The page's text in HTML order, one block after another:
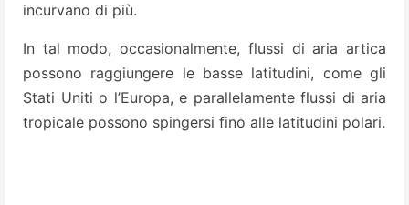
incurvano di più.
In tal modo, occasionalmente, flussi di aria artica
possono raggiungere le basse latitudini, come gli
Stati Uniti o l’Europa, e parallelamente flussi di aria
tropicale possono spingersi fino alle latitudini polari.